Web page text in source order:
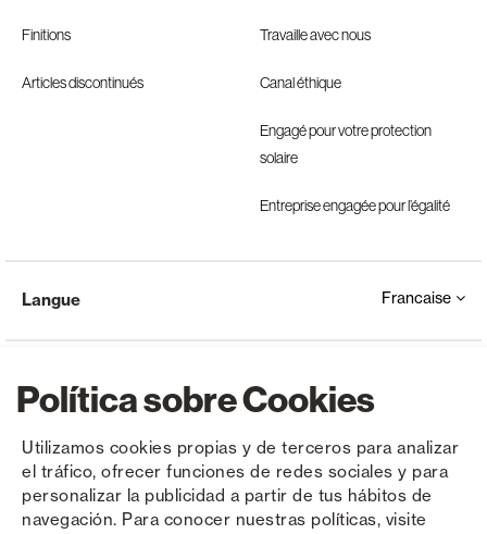
Política sobre Cookies
Utilizamos cookies propias y de terceros para analizar
el tráfico, ofrecer funciones de redes sociales y para
personalizar la publicidad a partir de tus hábitos de
navegación. Para conocer nuestras políticas, visite
Finitions
Articles discontinués
Travaille avec nous
Canal éthique
Engagé pour votre protection
solaire
Entreprise engagée pour l’égalité
Copyright © Saxun 2023 - 2026 Politique de confidentialité Avis juridique Cookies
Langue Francaise